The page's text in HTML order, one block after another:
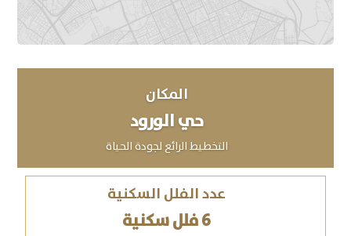
المكان
حي الورود
التخطيط الرائع لجودة الحياة
عدد الفلل السكنية
6 فلل سكنية